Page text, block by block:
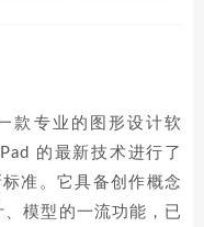
款专业的图形设计软
的最新技术进行了
准。它具备创作概念
模型的一流功能，已